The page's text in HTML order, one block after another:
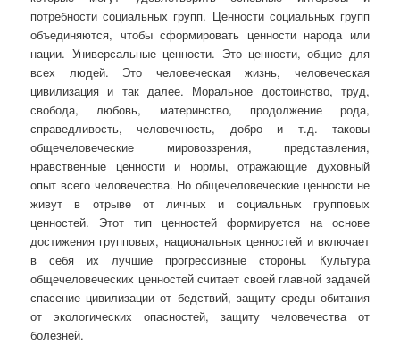
потребности социальных групп. Ценности социальных групп
объединяются, чтобы сформировать ценности народа или
нации. Универсальные ценности. Это ценности, общие для
всех людей. Это человеческая жизнь, человеческая
цивилизация и так далее. Моральное достоинство, труд,
свобода, любовь, материнство, продолжение рода,
справедливость, человечность, добро и т.д. таковы
общечеловеческие мировоззрения, представления,
нравственные ценности и нормы, отражающие духовный
опыт всего человечества. Но общечеловеческие ценности не
живут в отрыве от личных и социальных групповых
ценностей. Этот тип ценностей формируется на основе
достижения групповых, национальных ценностей и включает
в себя их лучшие прогрессивные стороны. Культура
общечеловеческих ценностей считает своей главной задачей
спасение цивилизации от бедствий, защиту среды обитания
от экологических опасностей, защиту человечества от
болезней.